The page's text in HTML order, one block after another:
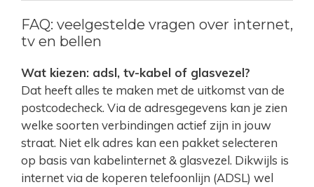
FAQ: veelgestelde vragen over internet,
tv en bellen
Wat kiezen: adsl, tv-kabel of glasvezel?
Dat heeft alles te maken met de uitkomst van de
postcodecheck. Via de adresgegevens kan je zien
welke soorten verbindingen actief zijn in jouw
straat. Niet elk adres kan een pakket selecteren
op basis van kabelinternet & glasvezel. Dikwijls is
internet via de koperen telefoonlijn (ADSL) wel